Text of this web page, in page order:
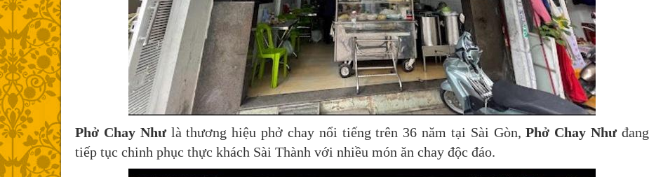
Phở Chay Nhưlà thương hiệu phở chay nổi tiếng trên 36 năm tại Sài Gòn,Phở Chay Nhưđang
tiếp tục chinh phục thực khách Sài Thành với nhiều món ăn chay độc đáo.